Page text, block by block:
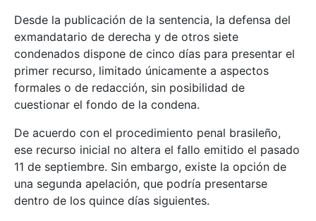
Desde la publicación de la sentencia, la defensa del
exmandatario de derecha y de otros siete
condenados dispone de cinco días para presentar el
primer recurso, limitado únicamente a aspectos
formales o de redacción, sin posibilidad de
cuestionar el fondo de la condena.
De acuerdo con el procedimiento penal brasileño,
ese recurso inicial no altera el fallo emitido el pasado
11 de septiembre. Sin embargo, existe la opción de
una segunda apelación, que podría presentarse
dentro de los quince días siguientes.